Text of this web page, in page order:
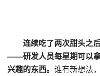
连续吃了两次甜头之
——研发人员每星期可以
兴趣的东西。 谁有新想法